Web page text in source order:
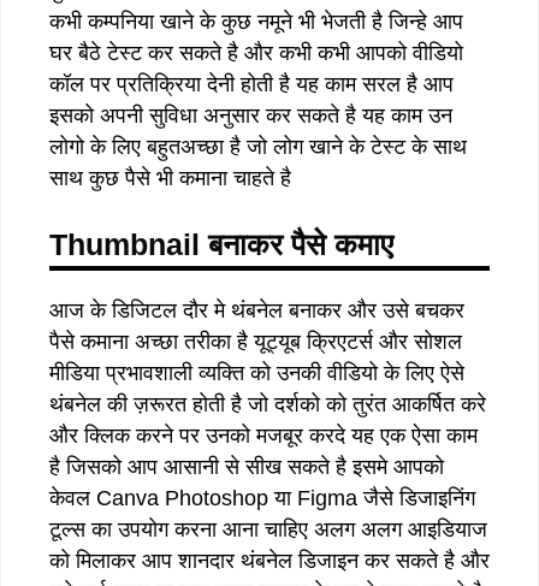
कभी कम्पनिया खाने के कुछ नमूने भी भेजती है जिन्हे आप
घर बैठे टेस्ट कर सकते है और कभी कभी आपको वीडियो
कॉल पर प्रतिक्रिया देनी होती है यह काम सरल है आप
इसको अपनी सुविधा अनुसार कर सकते है यह काम उन
लोगो के लिए बहुतअच्छा है जो लोग खाने के टेस्ट के साथ
साथ कुछ पैसे भी कमाना चाहते है
Thumbnail बनाकर पैसे कमाए
आज के डिजिटल दौर मे थंबनेल बनाकर और उसे बचकर
पैसे कमाना अच्छा तरीका है यूट्यूब क्रिएटर्स और सोशल
मीडिया प्रभावशाली व्यक्ति को उनकी वीडियो के लिए ऐसे
थंबनेल की ज़रूरत होती है जो दर्शको को तुरंत आकर्षित करे
और क्लिक करने पर उनको मजबूर करदे यह एक ऐसा काम
है जिसको आप आसानी से सीख सकते है इसमे आपको
केवल Canva Photoshop या Figma जैसे डिजाइनिंग
टूल्स का उपयोग करना आना चाहिए अलग अलग आइडियाज
को मिलाकर आप शानदार थंबनेल डिजाइन कर सकते है और